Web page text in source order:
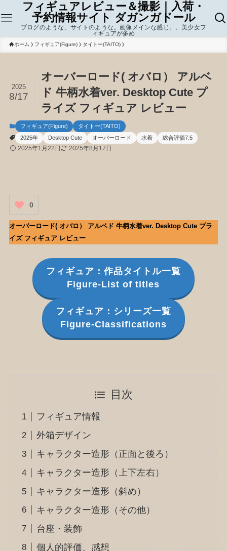
フィギュアレビュー＆撮影｜入荷・
予約情報サイト ダガンガドール
ブログのような、サイトのような。画像メインな感じ。。美少女フ
ィギュアが多め
ホーム フィギュア(Figure) タイトー(TAITO)
オーバーロード( オバロ） アルベ
ド 牛柄水着ver. Desktop Cute プ
ライズ フィギュア レビュー
2025
8/17
フィギュア(Figure)
タイトー(TAITO)
2025年
Desktop Cute オーバーロード 水着 総合評価7.5
2025年1月22日 2025年8月17日
0
オーバーロード( オバロ） アルベド 牛柄水着ver. Desktop Cute プラ
イズ フィギュア レビュー
フィギュア：作品タイトル一覧
Figure-List of titles
フィギュア：シリーズ一覧
Figure-Classifications
目次
フィギュア情報
外箱デザイン
キャラクター造形（正面と後ろ）
キャラクター造形（上下左右）
キャラクター造形（斜め）
キャラクター造形（その他）
台座・装飾
個人的評価、感想